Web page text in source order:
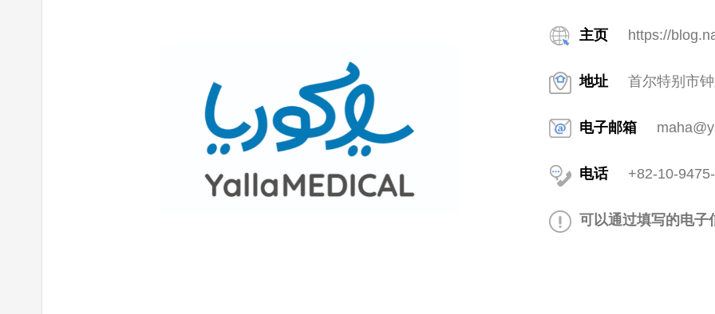
主页 https://
地址 首尔特别市
电子邮箱
电话 +82-10-
可以通过填写的电子